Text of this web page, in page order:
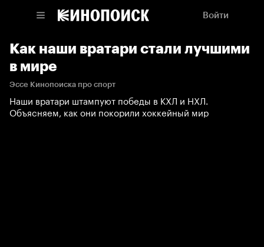
Войти
Как наши вратари стали лучшими
в мире
Эссе Кинопоиска про спорт
Наши вратари штампуют победы в КХЛ и НХЛ.
Объясняем, как они покорили хоккейный мир